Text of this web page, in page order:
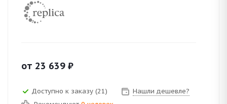
от 23 639 ₽
Доступно к заказу (21)
Нашли дешевле?